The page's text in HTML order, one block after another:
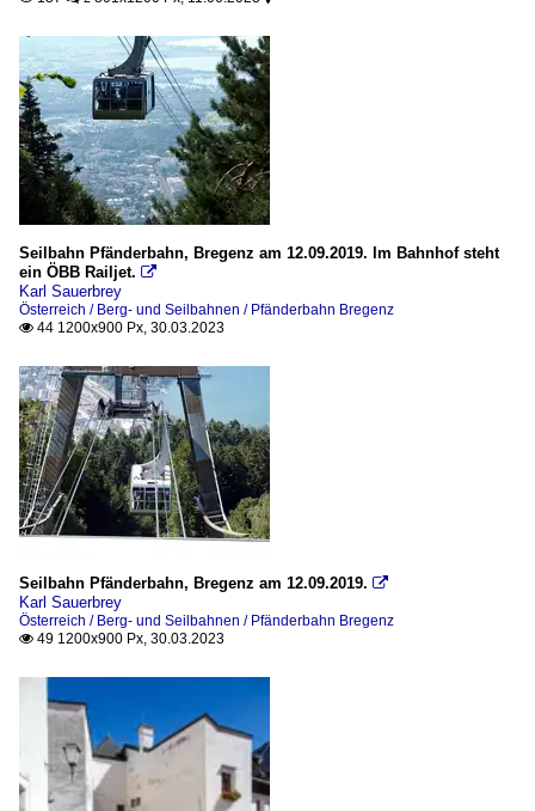
Seilbahn Pfänderbahn, Bregenz am 12.09.2019. Im Bahnhof steht
ein ÖBB Railjet. 
Karl Sauerbrey
Österreich / Berg- und Seilbahnen / Pfänderbahn Bregenz
 44 1200x900 Px, 30.03.2023
Seilbahn Pfänderbahn, Bregenz am 12.09.2019. 
Karl Sauerbrey
Österreich / Berg- und Seilbahnen / Pfänderbahn Bregenz
 49 1200x900 Px, 30.03.2023